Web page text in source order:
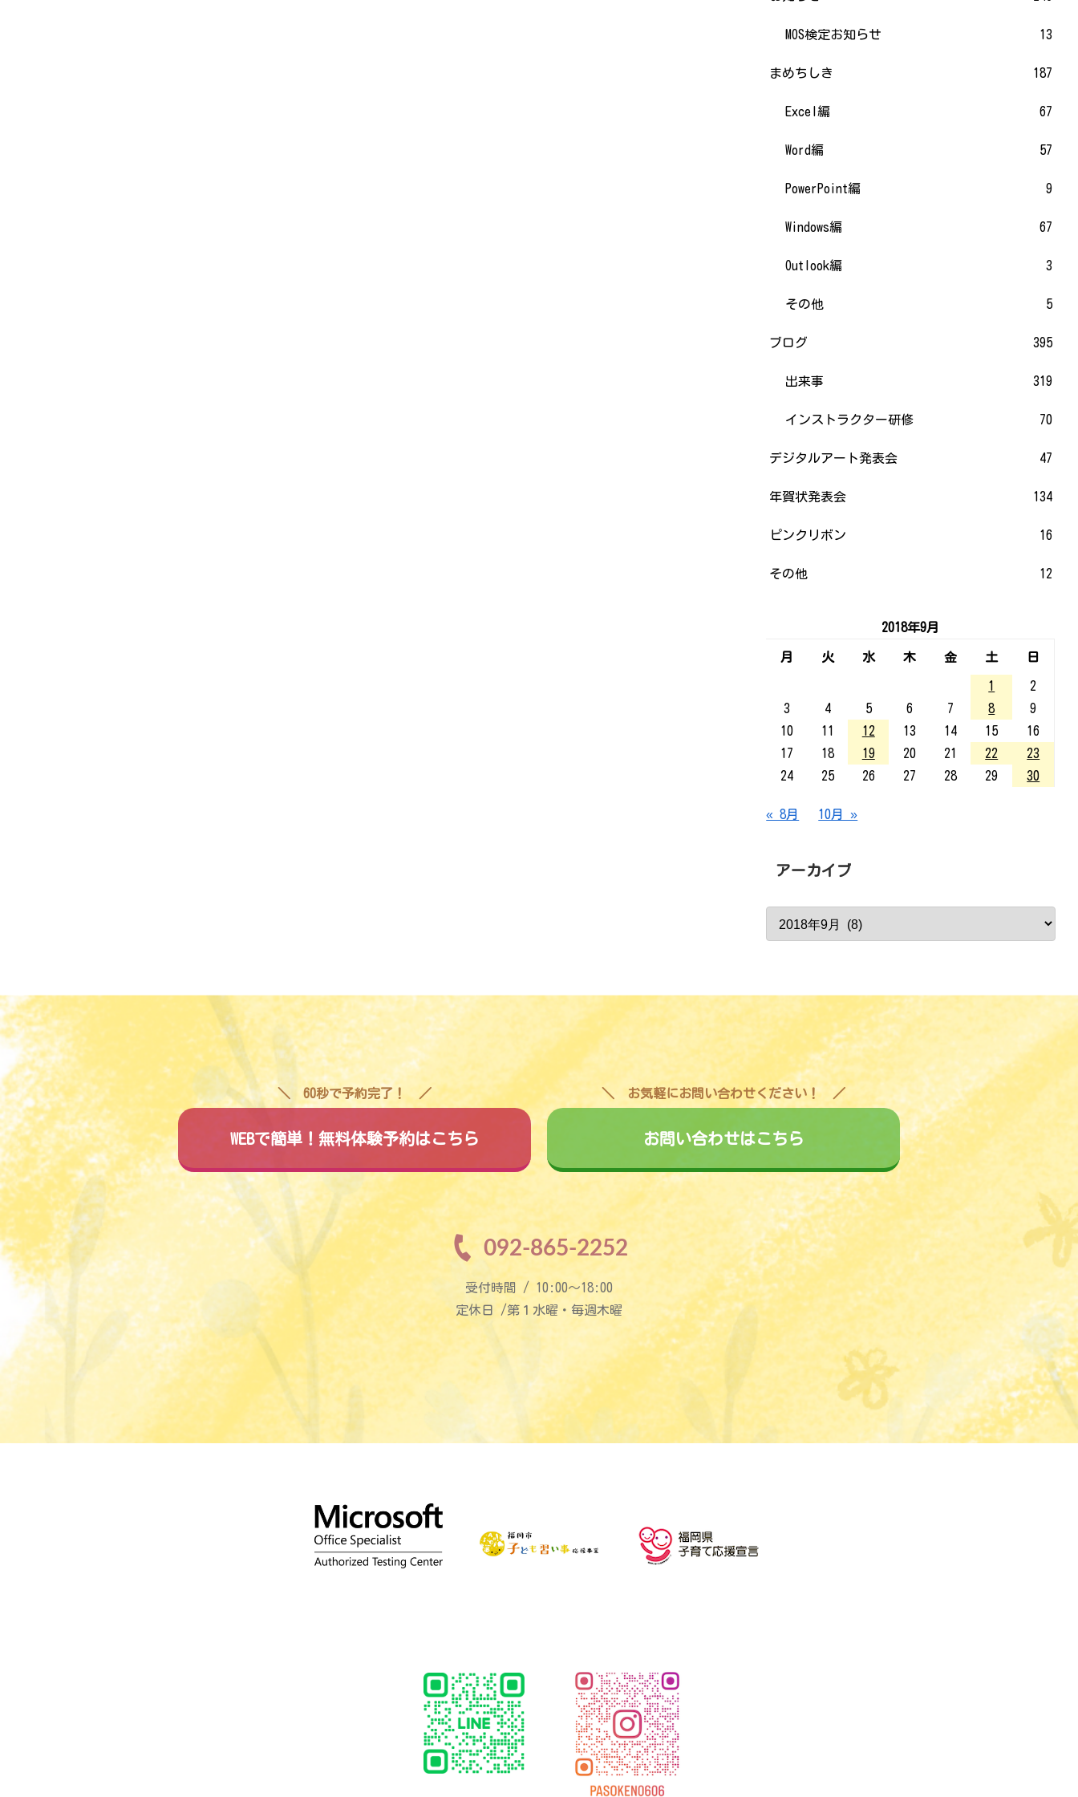
MOS検定お知らせ 13
まめちしき 187
Excel編 67
Word編 57
PowerPoint編 9
Windows編 67
Outlook編 3
その他 5
ブログ 395
出来事 319
インストラクター研修 70
デジタルアート発表会 47
年賀状発表会 134
ピンクリボン 16
その他 12
2018年9月
月 火 水 木 金 土 日
1
2
3
4 5 6 7 8
9
10
11 12 13 14 15
16
17
18 19 20 21 22
23
24
25 26 27 28 29 30
« 8月 10月 »
アーカイブ
60秒で予約完了！
WEBで簡単！無料体験予約はこちら
お気軽にお問い合わせください！
お問い合わせはこちら
092-865-2252
受付時間 / 10:00〜18:00
定休日 /第１水曜・毎週木曜